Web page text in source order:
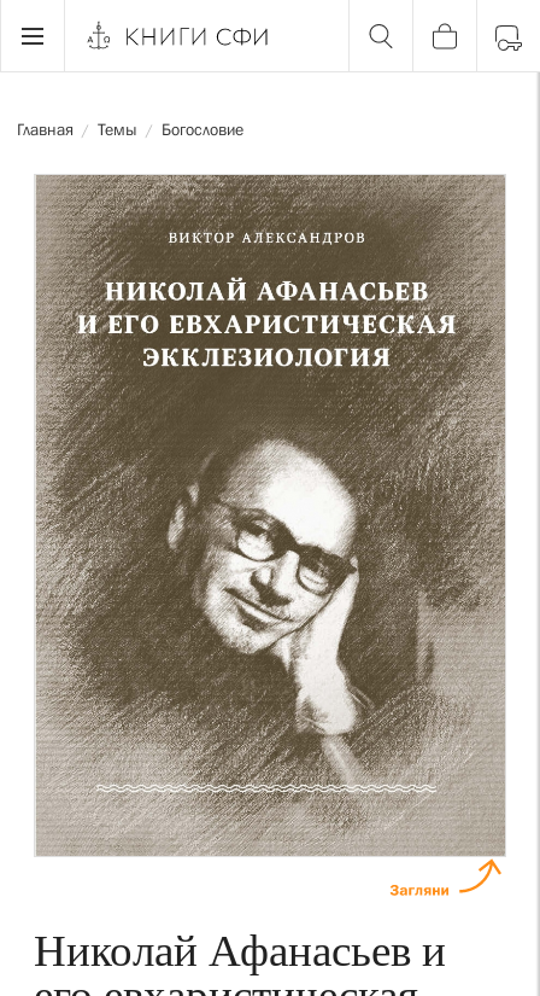
Главная / Темы / Богословие
Николай Афанасьев и